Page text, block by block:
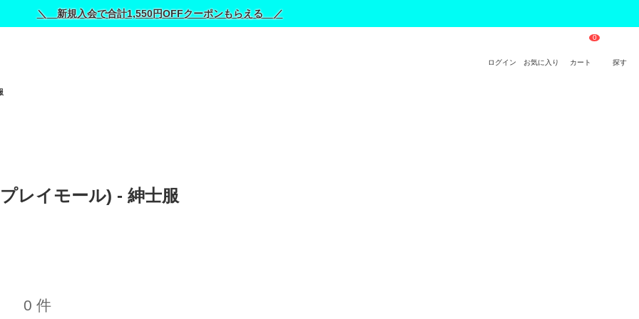
＼ 新規入会で合計1,550円OFFクーポンもらえる ／
ログイン お気に入り カート 探す
レイモール) - 紳士服
0 件